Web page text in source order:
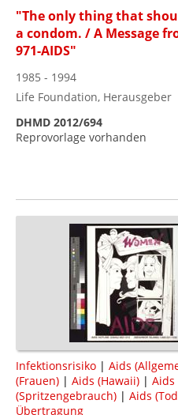
"The only thing that
a condom. / A Message
971-AIDS"
1985 - 1994
Life Foundation, Herausgeber
DHMD 2012/694
Reprovorlage vorhanden
Infektionsrisiko | Aids
(Frauen) | Aids (Hawaii) | Aids
(Spritzengebrauch) | Aids
Übertragung